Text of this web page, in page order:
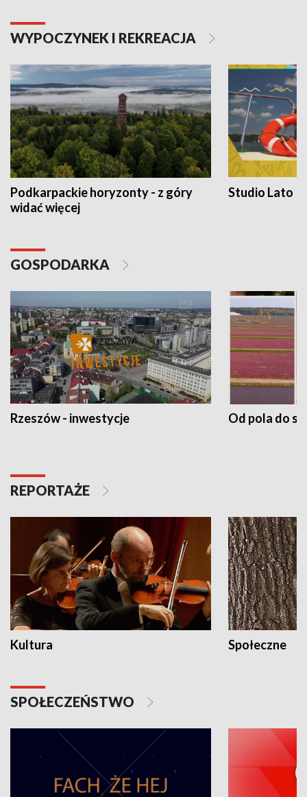
WYPOCZYNEK I REKREACJA
Podkarpackie horyzonty - z góry
widać więcej
Studio Lato
GOSPODARKA
Rzeszów - inwestycje Od pola do
REPORTAŻE
Kultura Społeczne
SPOŁECZEŃSTWO